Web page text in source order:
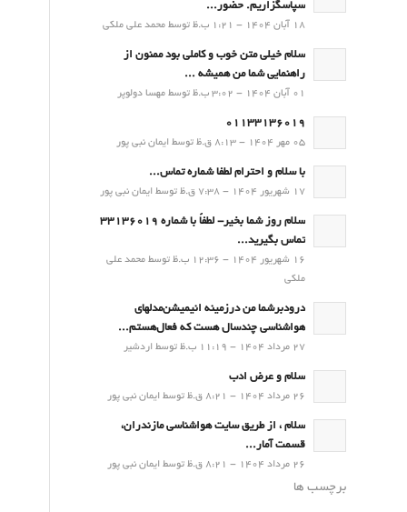
سپاسگزاریم. حضور...
18 آبان 1404 - 1:21 ب.ظ توسط محمد علی ملکی
سلام خیلی متن خوب و کاملی بود ممنون از
راهنمایی شما من همیشه ...
01 آبان 1404 - 3:02 ب.ظ توسط مهسا دولوپر
01133136019
05 مهر 1404 - 8:13 ق.ظ توسط ایمان نبی پور
با سلام و احترام لطفا شماره تماس...
17 شهریور 1404 - 7:38 ق.ظ توسط ایمان نبی پور
سلام روز شما بخیر- لطفاً با شماره 33136019
تماس بگیرید...
16 شهریور 1404 - 12:36 ب.ظ توسط محمد علی
ملکی
درودبرشما من درزمینه انیمیشن‌مدلهای
هواشناسی چندسال هست که فعال‌هستم...
27 مرداد 1404 - 11:19 ب.ظ توسط اردشیر
سلام و عرض ادب
26 مرداد 1404 - 8:21 ق.ظ توسط ایمان نبی پور
سلام ، از طریق سایت هواشناسی مازندران،
قسمت آمار...
26 مرداد 1404 - 8:21 ق.ظ توسط ایمان نبی پور
برچسب ها